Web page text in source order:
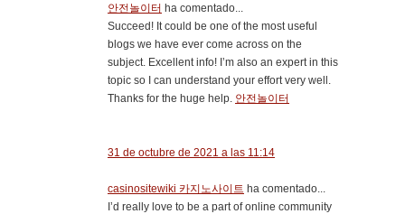
안전놀이터 ha comentado...
Succeed! It could be one of the most useful
blogs we have ever come across on the
subject. Excellent info! I’m also an expert in this
topic so I can understand your effort very well.
Thanks for the huge help. 안전놀이터
31 de octubre de 2021 a las 11:14
casinositewiki 카지노사이트 ha comentado...
I’d really love to be a part of online community